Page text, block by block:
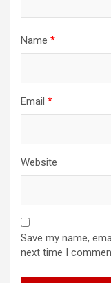
Name *
Email *
Website
Save my name,
next time I